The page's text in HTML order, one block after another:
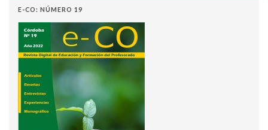
E-CO: NÚMERO 19